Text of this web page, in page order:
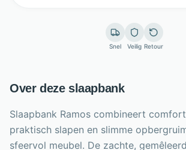
Snel Veilig Retour
Over deze slaapbank
Slaapbank Ramos combineert
praktisch slapen en slimme
sfeervol meubel. De zachte,